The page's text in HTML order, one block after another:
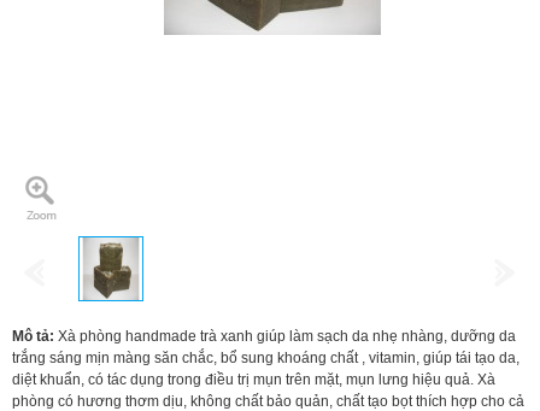
Mô tả: Xà phòng handmade trà xanh giúp làm sạch da nhẹ nhàng, dưỡng da
trắng sáng mịn màng săn chắc, bổ sung khoáng chất , vitamin, giúp tái tạo da,
diệt khuẩn, có tác dụng trong điều trị mụn trên mặt, mụn lưng hiệu quả. Xà
phòng có hương thơm dịu, không chất bảo quản, chất tạo bọt thích hợp cho cả